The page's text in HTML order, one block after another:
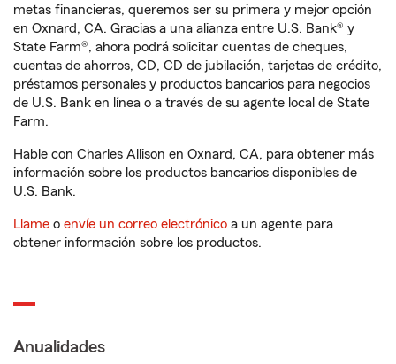
metas financieras, queremos ser su primera y mejor opción
en Oxnard, CA. Gracias a una alianza entre U.S. Bank® y
State Farm®, ahora podrá solicitar cuentas de cheques,
cuentas de ahorros, CD, CD de jubilación, tarjetas de crédito,
préstamos personales y productos bancarios para negocios
de U.S. Bank en línea o a través de su agente local de State
Farm.
Hable con Charles Allison en Oxnard, CA, para obtener más
información sobre los productos bancarios disponibles de
U.S. Bank.
Llame o envíe un correo electrónico a un agente para
obtener información sobre los productos.
Anualidades